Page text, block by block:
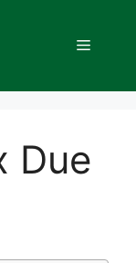
Menu
Due